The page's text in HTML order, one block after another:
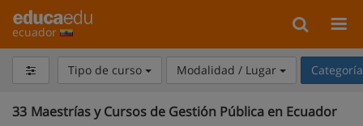
ecuador
Tipo de curso Modalidad / Lugar
33 Maestrías y Cursos de Gestión Pública en Ecuador